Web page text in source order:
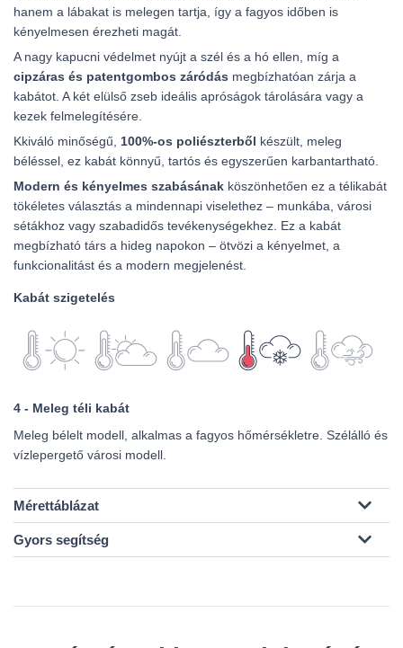
hanem a lábakat is melegen tartja, így a fagyos időben is
kényelmesen érezheti magát.
A nagy kapucni védelmet nyújt a szél és a hó ellen, míg a
cipzáras és patentgombos záródás megbízhatóan zárja a
kabátot. A két elülső zseb ideális apróságok tárolására vagy a
kezek felmelegítésére.
Kkiváló minőségű, 100%-os poliészterből készült, meleg
béléssel, ez kabát könnyű, tartós és egyszerűen karbantartható.
Modern és kényelmes szabásának köszönhetően ez a télikabát
tökéletes választás a mindennapi viselethez – munkába, városi
sétákhoz vagy szabadidős tevékenységekhez. Ez a kabát
megbízható társ a hideg napokon – ötvözi a kényelmet, a
funkcionalitást és a modern megjelenést.
Kabát szigetelés
4 - Meleg téli kabát
Meleg bélelt modell, alkalmas a fagyos hőmérsékletre. Szélálló és
vízlepergető városi modell.
Mérettáblázat
Gyors segítség